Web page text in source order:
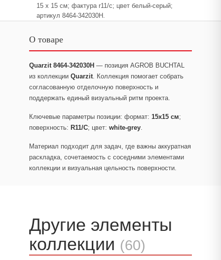
15 x 15 см; фактура r11/c; цвет белый-серый;
артикул 8464-342030H.
О товаре
Quarzit 8464-342030H — позиция AGROB BUCHTAL
из коллекции Quarzit. Коллекция помогает собрать
согласованную отделочную поверхность и
поддержать единый визуальный ритм проекта.
Ключевые параметры позиции: формат: 15x15 см;
поверхность: R11/C; цвет: white-grey.
Материал подходит для задач, где важны аккуратная
раскладка, сочетаемость с соседними элементами
коллекции и визуальная цельность поверхности.
Другие элементы
коллекции (60)